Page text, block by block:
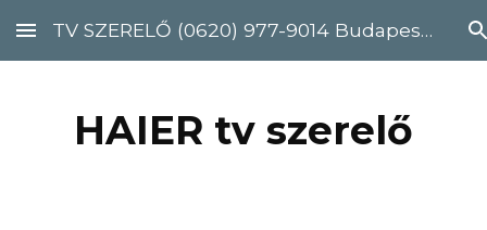
Skip to main content Skip to navigation
TV SZERELŐ (0620) 977-9014 Budapest, Pest megye
HAIER tv szerelő